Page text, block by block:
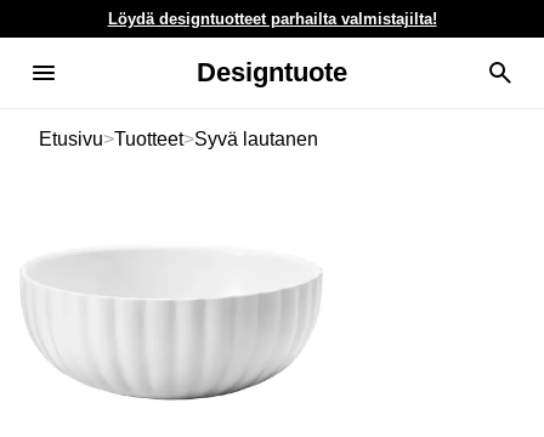
Löydä designtuotteet parhailta valmistajilta!
Designtuote
Etusivu>Tuotteet>Syvä lautanen